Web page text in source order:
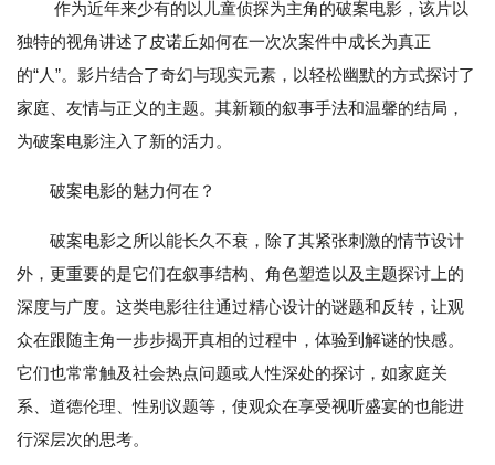
作为近年来少有的以儿童侦探为主角的破案电影，该片以
独特的视角讲述了皮诺丘如何在一次次案件中成长为真正
的“人”。影片结合了奇幻与现实元素，以轻松幽默的方式探讨了
家庭、友情与正义的主题。其新颖的叙事手法和温馨的结局，
为破案电影注入了新的活力。
破案电影的魅力何在？
破案电影之所以能长久不衰，除了其紧张刺激的情节设计
外，更重要的是它们在叙事结构、角色塑造以及主题探讨上的
深度与广度。这类电影往往通过精心设计的谜题和反转，让观
众在跟随主角一步步揭开真相的过程中，体验到解谜的快感。
它们也常常触及社会热点问题或人性深处的探讨，如家庭关
系、道德伦理、性别议题等，使观众在享受视听盛宴的也能进
行深层次的思考。